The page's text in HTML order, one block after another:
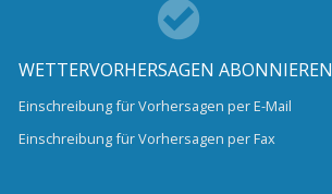
WETTERVORHERSAGEN ABONNIEREN
Einschreibung für Vorhersagen per E-Mail
Einschreibung für Vorhersagen per Fax